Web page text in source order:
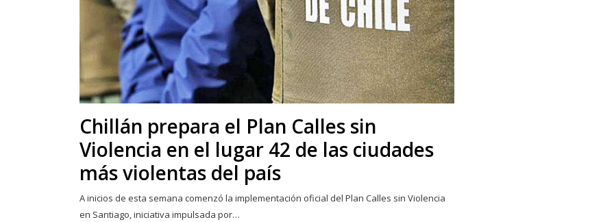
Chillán prepara el Plan Calles sin
Violencia en el lugar 42 de las ciudades
más violentas del país
A inicios de esta semana comenzó la implementación oficial del Plan Calles sin Violencia
en Santiago, iniciativa impulsada por…